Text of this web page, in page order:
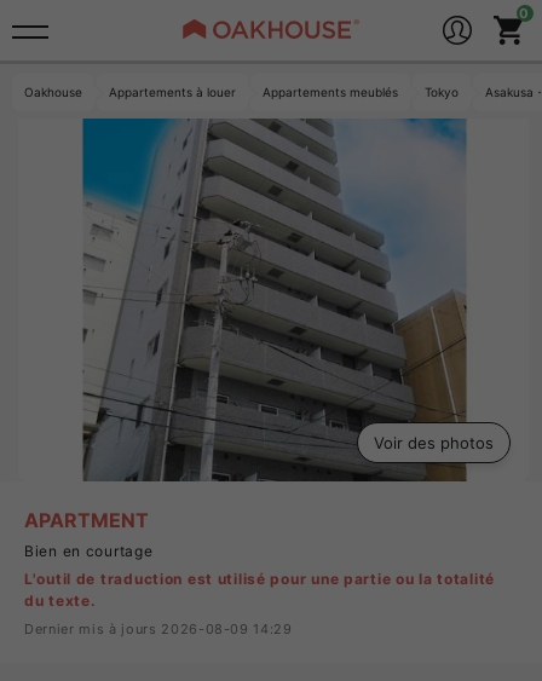
Oakhouse Appartements à louer Appartements meublés Tokyo Asakusa
Voir des photos
APARTMENT
Bien en courtage
L'outil de traduction est utilisé pour une partie ou la totalité
du texte.
Dernier mis à jours 2026-08-09 14:29